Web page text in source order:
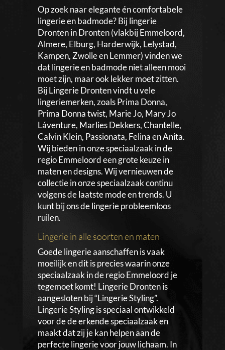
Op zoek naar elegante én comfortabele
lingerie en badmode? Bij lingerie
Dronten in Dronten (vlakbij Emmeloord,
Almere, Elburg, Harderwijk, Lelystad,
Kampen, Zwolle en Lemmer) vinden we
dat lingerie en badmode niet alleen mooi
moet zijn, maar ook lekker moet zitten.
Bij Lingerie Dronten vindt u vele
lingeriemerken, zoals Prima Donna,
Prima Donna twist, Marie Jo, Mary Jo
Láventure, Marlies Dekkers, Chantelle,
Calvin Klein, Passionata, Felina en Anita.
Wij bieden in onze speciaalzaak in de
regio Emmeloord een grote keuze in
maten en designs. Wij vernieuwen de
collectie in onze speciaalzaak continu
volgens de laatste mode en trends. U
kunt bij ons de lingerie probleemloos
ruilen.
Lingerie in alle soorten en maten
Goede lingerie aanschaffen is vaak
moeilijk en dit is precies waarin onze
speciaalzaak in de regio Emmeloord je
tegemoet komt! Lingerie Dronten is
aangesloten bij “Lingerie Styling”.
Lingerie Styling is speciaal ontwikkeld
voor de de erkende speciaalzaak en
maakt dat zij je kan helpen aan de
perfecte lingerie voor jouw lichaam. In